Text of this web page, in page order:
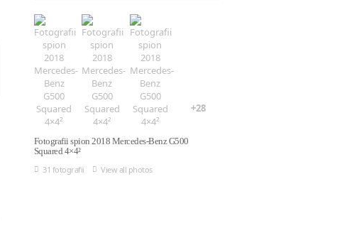
+28
Fotografii spion 2018 Mercedes-Benz G500
Squared 4×4²
31 fotografii
View all photos